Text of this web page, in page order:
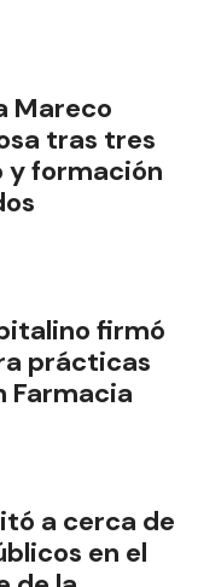
Mareco
tras tres
y formación
firmó
prácticas
Farmacia
a cerca de
en el